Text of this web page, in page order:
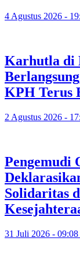
4 Agustus 2026 -
Karhutla di
KPH Terus
2 Agustus 2026 -
Pengemudi
Solidaritas
31 Juli 2026 -